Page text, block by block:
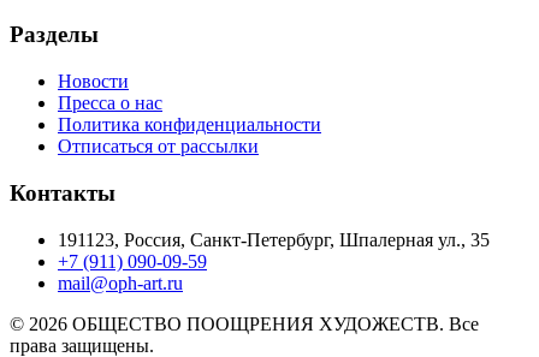
Разделы
Новости
Пресса о нас
Политика конфиденциальности
Отписаться от рассылки
Контакты
191123, Россия, Санкт-Петербург, Шпалерная ул., 35
+7 (911) 090-09-59
mail@oph-art.ru
© 2026 ОБЩЕСТВО ПООЩРЕНИЯ ХУДОЖЕСТВ. Все
права защищены.